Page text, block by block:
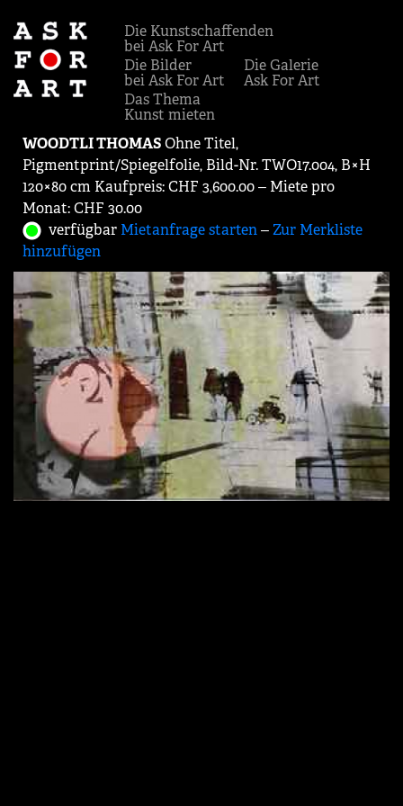
Die Kunstschaffenden
bei Ask For Art
Die Bilder
bei Ask For Art
Die Galerie
Ask For Art
Das Thema
Kunst mieten
WOODTLI THOMASOhne Titel,
Pigmentprint/Spiegelfolie, Bild-Nr. TWO17.004, B×H
120×80 cm Kaufpreis: CHF 3,600.00 ‒ Miete pro
Monat: CHF 30.00
verfügbar Mietanfrage starten‒Zur Merkliste
hinzufügen